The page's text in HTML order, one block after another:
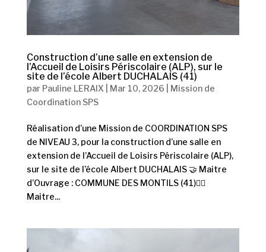
Construction d’une salle en extension de
l’Accueil de Loisirs Périscolaire (ALP), sur le
site de l’école Albert DUCHALAIS (41)
par Pauline LERAIX Mar 10, 2026
Mission de
Coordination SPS
Réalisation d’une Mission de COORDINATION SPS
de NIVEAU 3, pour la construction d’une salle en
extension de l’Accueil de Loisirs Périscolaire (ALP),
sur le site de l’école Albert DUCHALAIS 🤝 Maitre
d’Ouvrage : COMMUNE DES MONTILS (41)👷‍♂️
Maitre...